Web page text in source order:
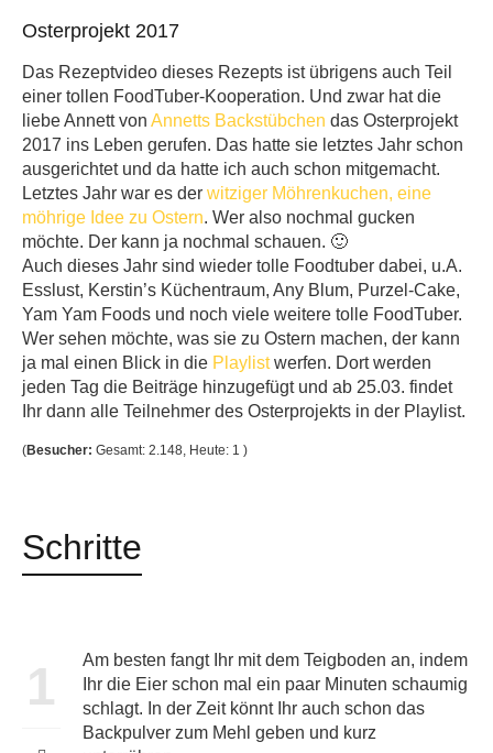
Osterprojekt 2017
Das Rezeptvideo dieses Rezepts ist übrigens auch Teil
einer tollen FoodTuber-Kooperation. Und zwar hat die
liebe Annett von Annetts Backstübchen das Osterprojekt
2017 ins Leben gerufen. Das hatte sie letztes Jahr schon
ausgerichtet und da hatte ich auch schon mitgemacht.
Letztes Jahr war es der witziger Möhrenkuchen, eine
möhrige Idee zu Ostern. Wer also nochmal gucken
möchte. Der kann ja nochmal schauen. 🙂
Auch dieses Jahr sind wieder tolle Foodtuber dabei, u.A.
Esslust, Kerstin’s Küchentraum​, Any Blum​, Purzel-Cake,
Yam Yam Foods und noch viele weitere tolle FoodTuber.
Wer sehen möchte, was sie zu Ostern machen, der kann
ja mal einen Blick in die Playlistwerfen. Dort werden
jeden Tag die Beiträge hinzugefügt und ab 25.03. findet
Ihr dann alle Teilnehmer des Osterprojekts in der Playlist.
(Besucher: Gesamt: 2.148, Heute: 1 )
Schritte
1
Am besten fangt Ihr mit dem Teigboden an, indem
Ihr die Eier schon mal ein paar Minuten schaumig
schlagt. In der Zeit könnt Ihr auch schon das
Backpulver zum Mehl geben und kurz